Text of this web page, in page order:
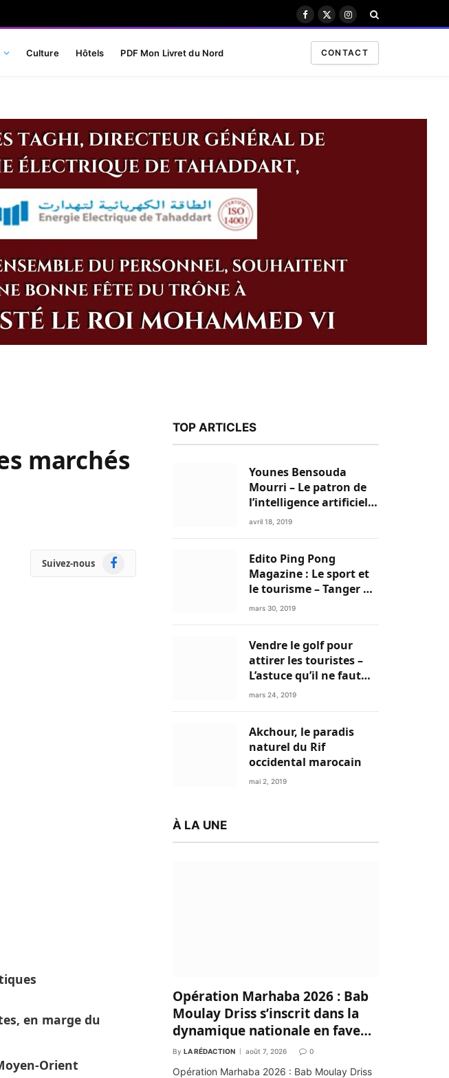
Facebook
X
Instagram
Culture Hôtels PDF Mon Livret du Nord CONTACT
marchés
Suivez-nous Facebook
en marge du
Orient
TOP ARTICLES
Younes Bensouda
Mourri – Le patron de
l’intelligence artificielle
est un Marocain
avril 18, 2019
Edito Ping Pong
Magazine : Le sport et
le tourisme – Tanger a
tout pour réussir!
mars 30, 2019
Vendre le golf pour
attirer les touristes –
L’astuce qu’il ne faut
plus négliger
mars 24, 2019
Akchour, le paradis
naturel du Rif
occidental marocain
mai 2, 2019
À LA UNE
Opération Marhaba 2026 : Bab
Moulay Driss s’inscrit dans la
dynamique nationale en faveur
des Marocains du Monde
By LA RÉDACTION août 7, 2026 0
Opération Marhaba 2026 : Bab Moulay Driss